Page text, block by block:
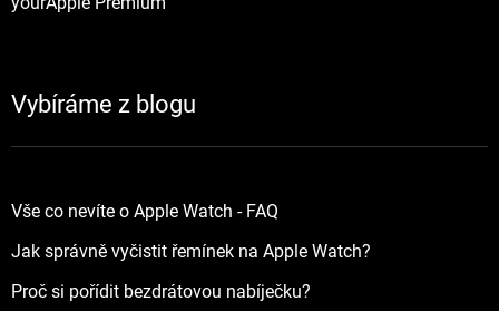
Vybíráme z blogu
Vše co nevíte o Apple Watch - FAQ
Jak správně vyčistit řemínek na Apple Watch?
Proč si pořídit bezdrátovou nabíječku?